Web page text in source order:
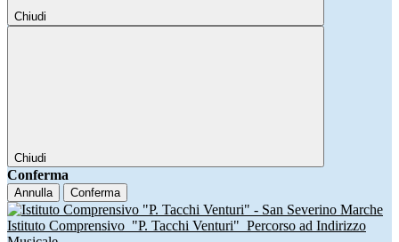
Chiudi
Chiudi
Conferma
Annulla Conferma
Istituto Comprensivo "P. Tacchi Venturi" Percorso ad Indirizzo